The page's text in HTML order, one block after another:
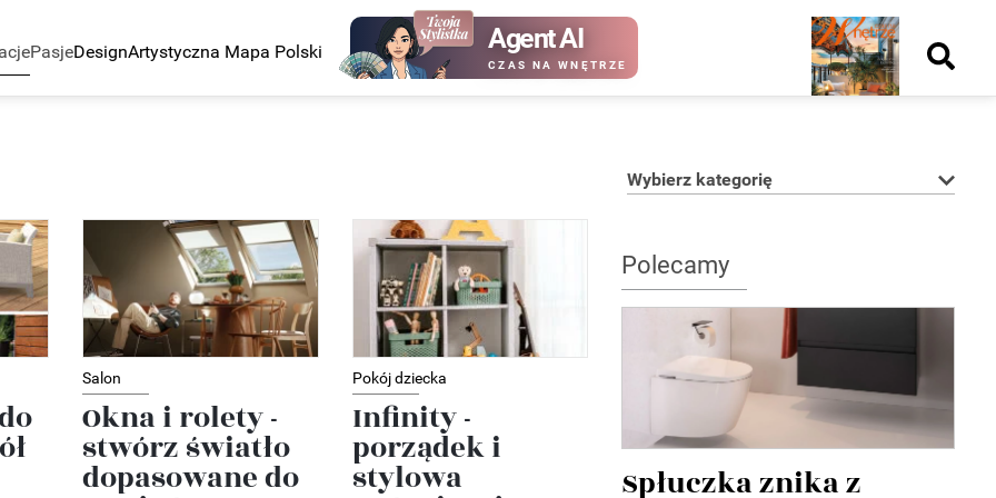
PasjeDesignArtystyczna Mapa Polski Agent AI
CZAS NA WNĘTRZE
Nowy
numer
Wybierz kategorię
Salon
Okna i rolety -
stwórz światło
dopasowane do
Pokój dziecka
Infinity -
porządek i
stylowa
Polecamy
Spłuczka znika z